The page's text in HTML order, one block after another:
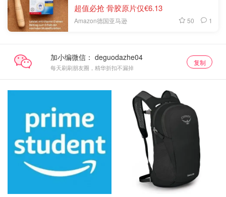
超值必抢 骨胶原片仅€6.13
Amazon德国亚马逊 50 1
加小编微信：
每天刷刷朋友圈，精华折扣不漏掉
复制